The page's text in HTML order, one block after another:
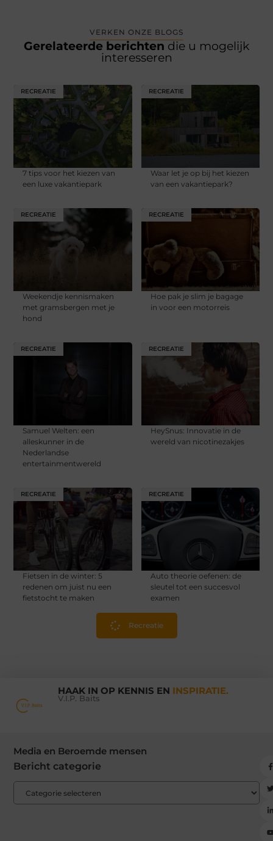
VERKEN ONZE BLOGS
Gerelateerde berichten die u mogelijk
interesseren
RECREATIE
7 tips voor het kiezen van
een luxe vakantiepark
RECREATIE
Waar let je op bij het kiezen
van een vakantiepark?
RECREATIE
Weekendje kennismaken
met gramsbergen met je
hond
RECREATIE
Hoe pak je slim je bagage
in voor een motorreis
RECREATIE
Samuel Welten: een
alleskunner in de
Nederlandse
entertainmentwereld
RECREATIE
HeySnus: Innovatie in de
wereld van nicotinezakjes
RECREATIE
Fietsen in de winter: 5
redenen om juist nu een
fietstocht te maken
RECREATIE
Auto theorie oefenen: de
sleutel tot een succesvol
examen
Recreatie
HAAK IN OP KENNIS EN INSPIRATIE.
V.I.P. Baits
Media en Beroemde mensen
Bericht categorie